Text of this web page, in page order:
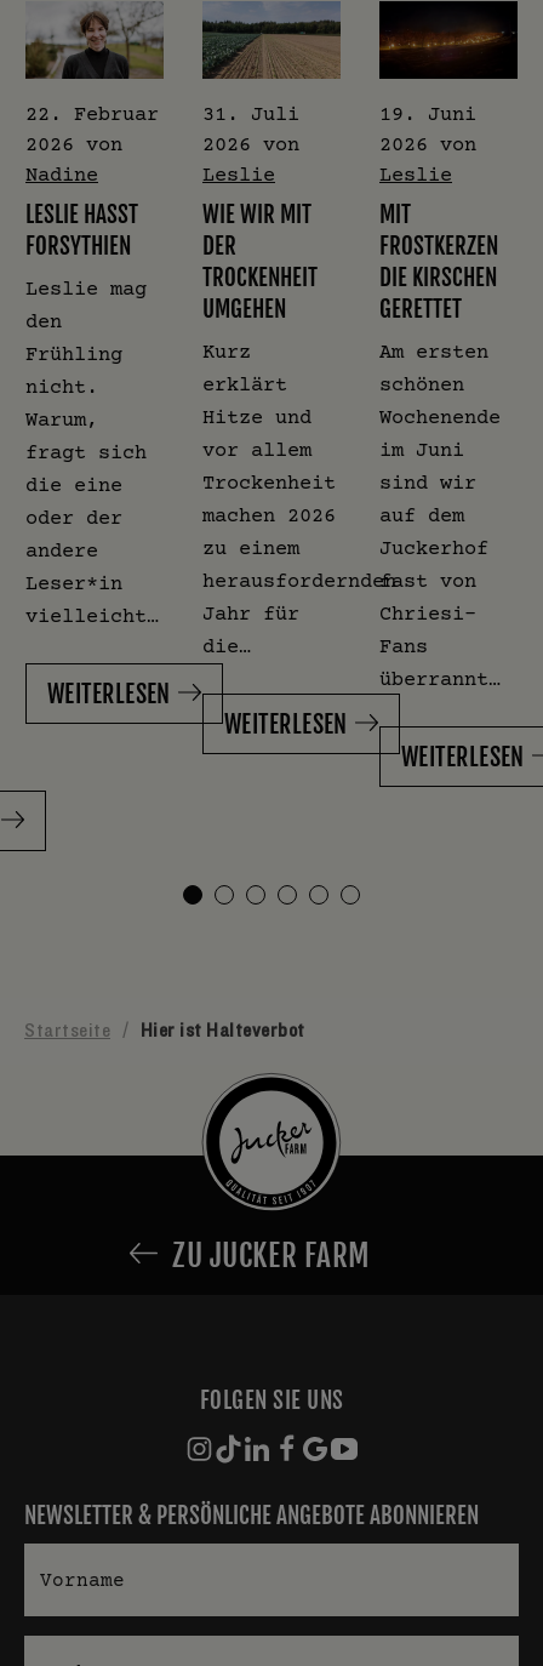
22. Februar
2026 von
Nadine
LESLIE HASST
FORSYTHIEN
Leslie mag
den
Frühling
nicht.
Warum,
fragt sich
die eine
oder der
andere
Leser*in
vielleicht…
WEITERLESEN
31. Juli
2026 von
Leslie
WIE WIR MIT
DER
TROCKENHEIT
UMGEHEN
Kurz
erklärt
Hitze und
vor allem
Trockenheit
machen 2026
zu einem
herausfordernden
Jahr für
die…
WEITERLESEN
19. Juni
2026 von
Leslie
MIT
FROSTKERZEN
DIE KIRSCHEN
GERETTET
Am ersten
schönen
Wochenende
im Juni
sind wir
auf dem
Juckerhof
fast von
Chriesi-
Fans
überrannt…
WEITERLESEN
Startseite / Hier ist Halteverbot
ZU JUCKER FARM
FOLGEN SIE UNS
NEWSLETTER & PERSÖNLICHE ANGEBOTE ABONNIEREN